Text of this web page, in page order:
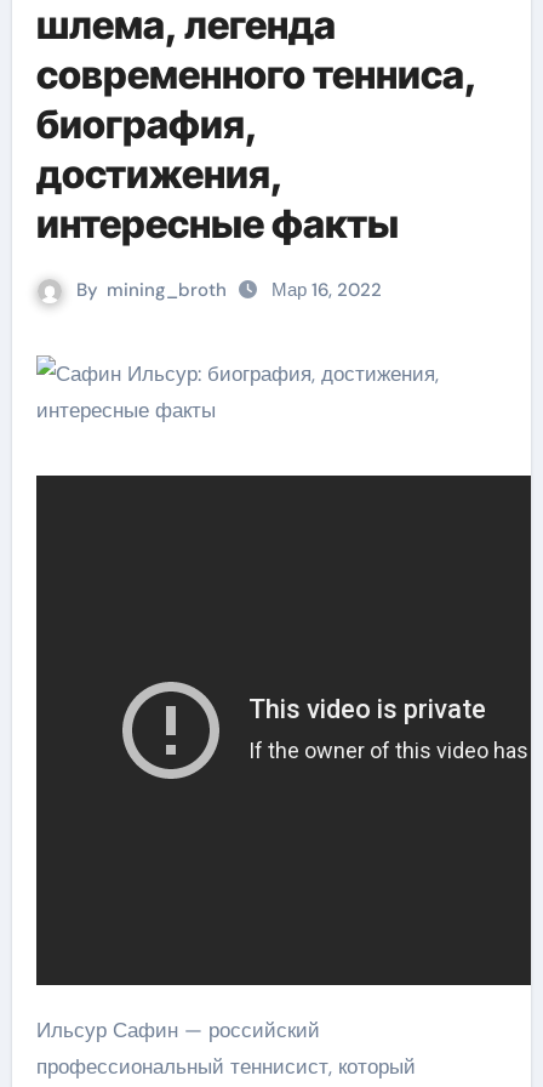
шлема, легенда
современного тенниса,
биография,
достижения,
интересные факты
By mining_broth Мар 16, 2022
Ильсур Сафин — российский
профессиональный теннисист, который